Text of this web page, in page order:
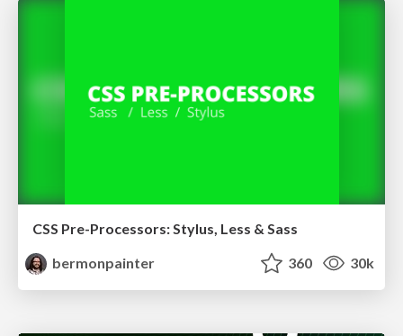
CSS Pre-Processors: Stylus, Less & Sass
bermonpainter
360 30k